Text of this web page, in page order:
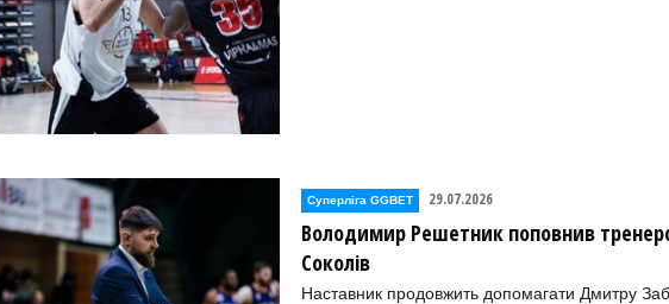
Суперліга GGBET 29.07.2026
Володимир Решетник поповнив
Соколів
Наставник продовжить допомагати Дмитру